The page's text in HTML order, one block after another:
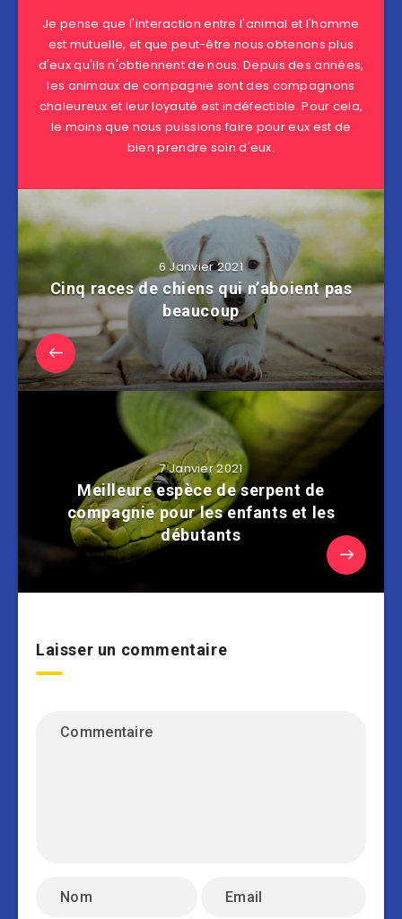
Je pense que l'interaction entre l'animal et l'homme
est mutuelle, et que peut-être nous obtenons plus
d'eux qu'ils n'obtiennent de nous. Depuis des années,
les animaux de compagnie sont des compagnons
chaleureux et leur loyauté est indéfectible. Pour cela,
le moins que nous puissions faire pour eux est de
bien prendre soin d'eux.
6 Janvier 2021
Cinq races de chiens qui n’aboient pas
beaucoup
7 Janvier 2021
Meilleure espèce de serpent de
compagnie pour les enfants et les
débutants
Laisser un commentaire